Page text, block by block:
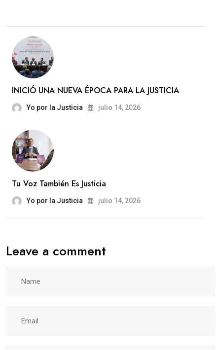
INICIÓ UNA NUEVA ÉPOCA PARA LA JUSTICIA
Yo por la Justicia julio 14, 2026
Tu Voz También Es Justicia
Yo por la Justicia julio 14, 2026
Leave a comment